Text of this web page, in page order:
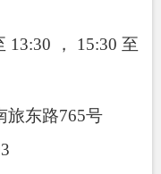
13:30 ， 15:30 至
旅东路765号